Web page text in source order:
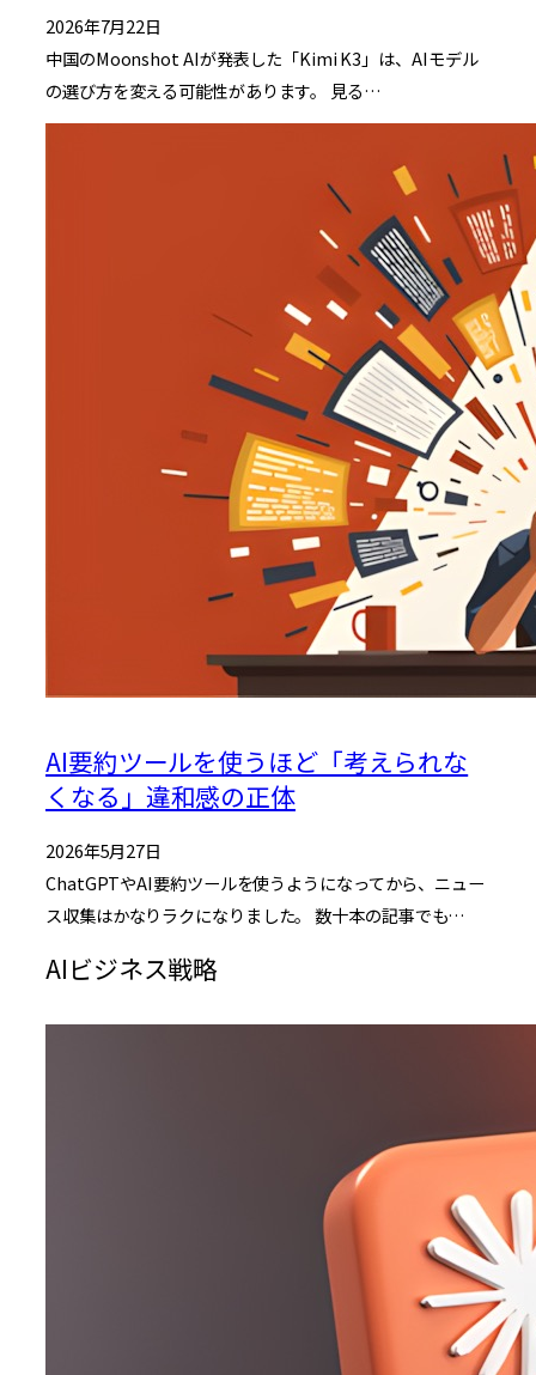
2026年7月22日
中国のMoonshot AIが発表した「Kimi K3」は、AIモデル
の選び方を変える可能性があります。 見る…
AI要約ツールを使うほど「考えられな
くなる」違和感の正体
2026年5月27日
ChatGPTやAI要約ツールを使うようになってから、ニュー
ス収集はかなりラクになりました。 数十本の記事でも…
AIビジネス戦略